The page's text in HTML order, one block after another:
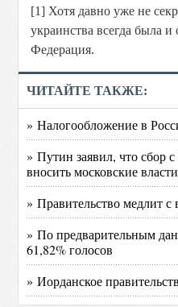
[1] Хотя давно уже не
украинства всегда была и
Федерация.
ЧИТАЙТЕ ТАКЖЕ:
» Налогообложение в
» Путин заявил, что сбор
вносить московские власти
» Правительство медлит
» По предварительным
61,82% голосов
» Иорданское